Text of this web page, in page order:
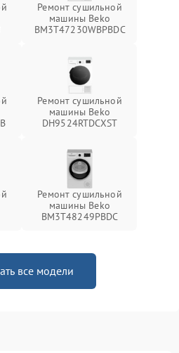
Ремонт сушильной
машины Beko
BM3T47230WBPBDC
Ремонт сушильной
машины Beko
DH9524RTDCXST
Ремонт сушильной
машины Beko
BM3T48249PBDC
все модели